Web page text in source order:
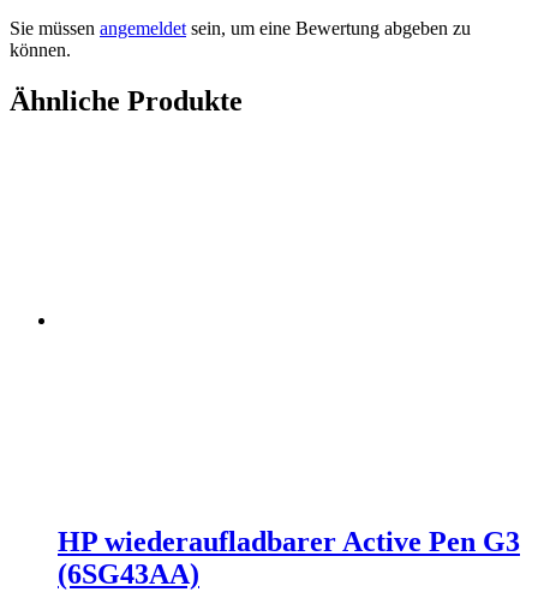
Sie müssen angemeldetsein, um eine Bewertung abgeben zu
können.
Ähnliche Produkte
HP wiederaufladbarer Active Pen G3
(6SG43AA)